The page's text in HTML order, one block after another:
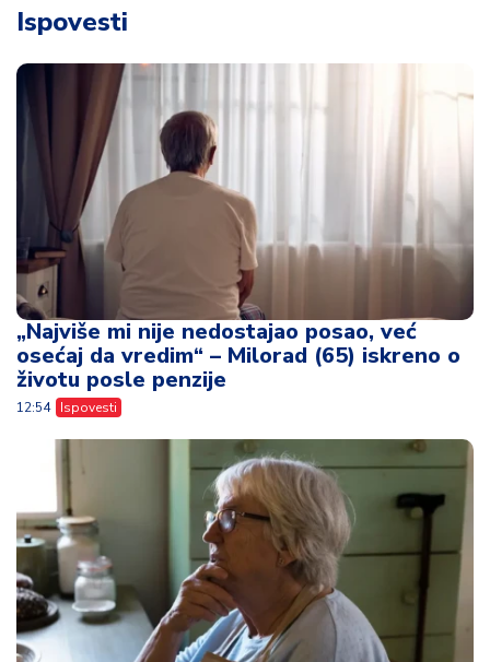
Ispovesti
„Najviše mi nije nedostajao posao, već
osećaj da vredim“ – Milorad (65) iskreno o
životu posle penzije
12:54 Ispovesti